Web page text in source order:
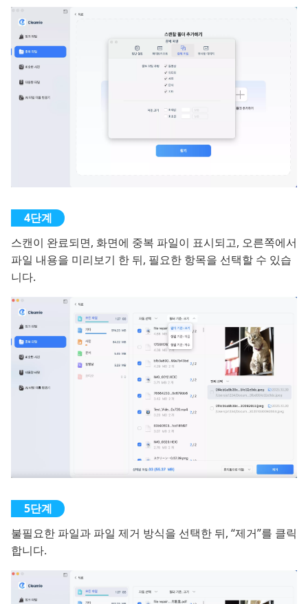
스캔이 완료되면, 화면에 중복 파일이 표시되고, 오른쪽에서
파일 내용을 미리보기 한 뒤, 필요한 항목을 선택할 수 있습
니다.
불필요한 파일과 파일 제거 방식을 선택한 뒤, “제거”를 클릭
합니다.